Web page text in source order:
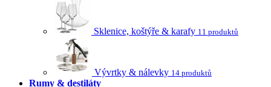
Sklenice, koštýře & karafy 11 produktů
Vývrtky & nálevky 14 produktů
Rumy & destiláty